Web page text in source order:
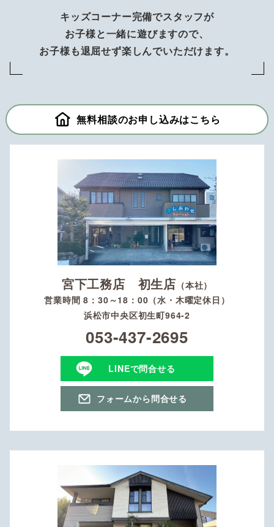
キッズコーナー完備でスタッフが
お子様と一緒に遊びますので、
お子様も退屈せず楽しんでいただけます。
無料相談のお申し込みはこちら
宮下工務店 初生店 （本社）
営業時間 8：30～18：00（水・木曜定休日）
浜松市中央区初生町964-2
053-437-2695
LINEで問合せる
フォームから問合せる